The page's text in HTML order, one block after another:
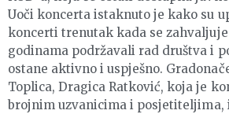
Uoči koncerta istaknuto je kako su
koncerti trenutak kada se
godinama podržavali rad društva i
ostane aktivno i uspješno.
Toplica, Dragica Ratković, koja je
brojnim uzvanicima i posjetiteljima,